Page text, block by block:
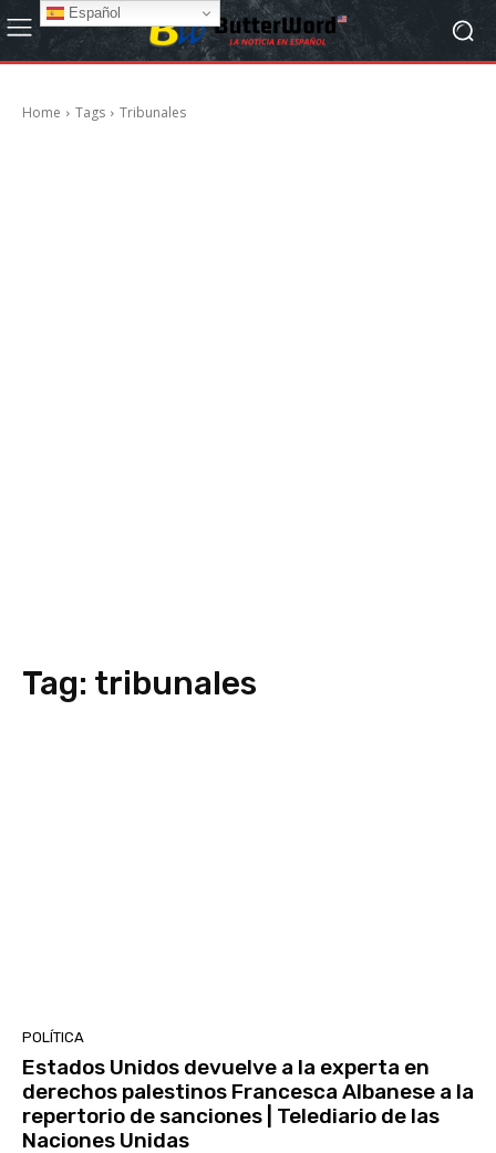
Home Tags Tribunales
Tag: tribunales
POLÍTICA
Estados Unidos devuelve a la experta en
derechos palestinos Francesca Albanese a la
repertorio de sanciones | Telediario de las
Naciones Unidas
Español